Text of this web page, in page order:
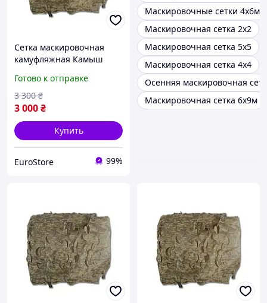
Сетка маскировочная
камуфляжная Камыш
техники и укрытий Militex
Готово к отправке
3 000₴
3 300 ₴
Купить
EuroStore 99%
Маскировочные сетки 4х6м
Маскировочная сетка 2х2
Маскировочная сетка 5х5
Маскировочная сетка 4х4
Осенняя маскировочная
Маскировочная сетка 6х9м